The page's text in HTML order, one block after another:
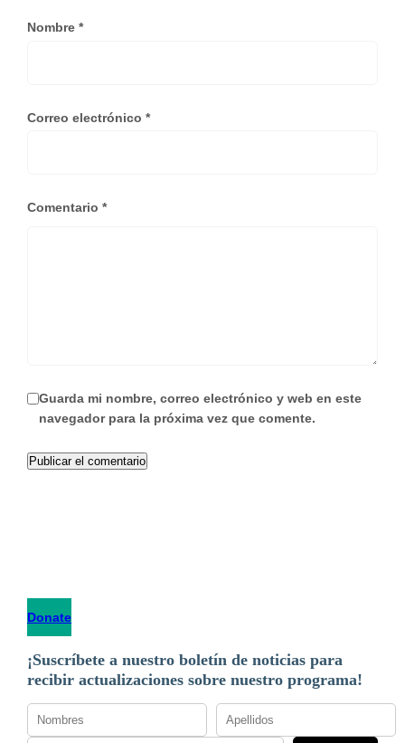
Nombre *
Correo electrónico *
Comentario *
Guarda mi nombre, correo electrónico y web en este
navegador para la próxima vez que comente.
Donate
¡Suscríbete a nuestro boletín de noticias para
recibir actualizaciones sobre nuestro programa!